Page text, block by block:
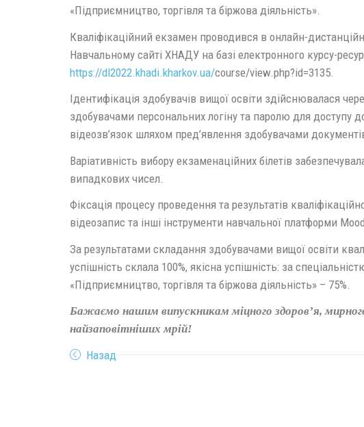
«Підприємництво, торгівля та біржова діяльність».
Кваліфікаційний екзамен проводився в онлайн-
Навчальному сайті ХНАДУ на базі електронного курсу-
https://dl2022.khadi.kharkov.ua/course/view.php?id=3135.
Ідентифікація здобувачів вищої освіти здійснювалася
здобувачами персональних логіну та паролю для доступу
відеозв’язок шляхом пред’явлення здобувачами
Варіативність вибору екзаменаційних білетів
випадкових чисел.
Фіксація процесу проведення та результатів
відеозапис та інші інструменти навчальної платформи
За результатами складання здобувачами вищої освіти
успішність склала 100%, якісна успішність: за
«Підприємництво, торгівля та біржова діяльність» – 75%.
Бажаємо нашим випускникам міцного здоров’я, мирного
найзаповітніших мрій!
Назад